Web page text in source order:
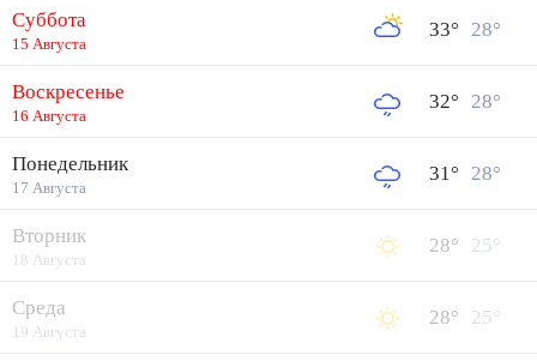
Суббота
15 Августа
33° 28°
Воскресенье
16 Августа
32° 28°
Понедельник
17 Августа
31° 28°
Вторник
18 Августа
28° 25°
Среда
19 Августа
28° 25°